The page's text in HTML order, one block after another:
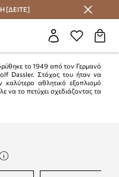
Club
[ΔΕΙΤΕ]
το 1949 από τον Γερμανό
Dassler. Στόχος του ήταν να
καλύτερο αθλητικό εξοπλισμό
να το πετύχει σχεδιάζοντας τα